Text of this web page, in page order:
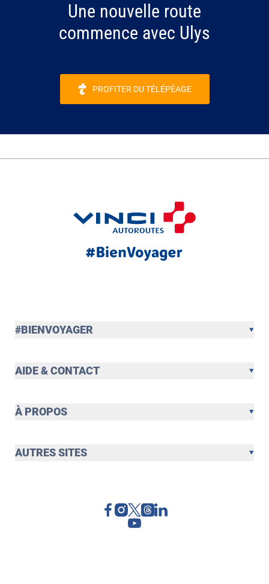
Une nouvelle route
commence avec Ulys
PROFITER DU TÉLÉPÉAGE
#BIENVOYAGER
AIDE & CONTACT
À PROPOS
AUTRES SITES